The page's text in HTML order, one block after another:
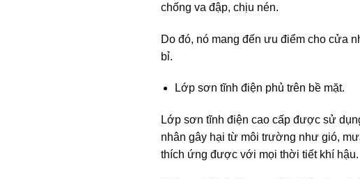
chống va đập, chịu nén.
Do đó, nó mang đến ưu điểm cho cửa
bỉ.
Lớp sơn tĩnh điện phủ trên bề mặt.
Lớp sơn tĩnh điện cao cấp được sử
nhân gây hại từ môi trường như gió,
thích ứng được với mọi thời tiết khí hậu.